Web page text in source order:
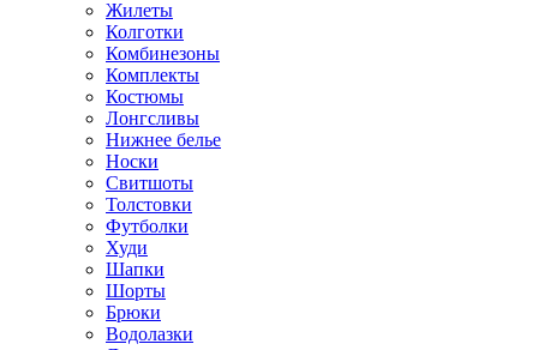
Жилеты
Колготки
Комбинезоны
Комплекты
Костюмы
Лонгсливы
Нижнее белье
Носки
Свитшоты
Толстовки
Футболки
Худи
Шапки
Шорты
Брюки
Водолазки